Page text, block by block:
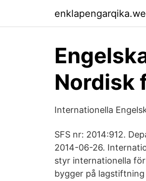
Nordisk
Internationella
SFS nr: 2014:912.
2014-06-26.
styr internationella
bygger på